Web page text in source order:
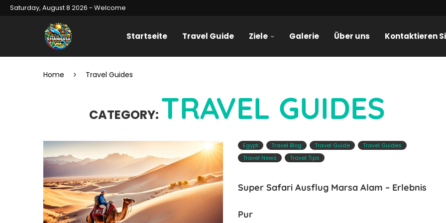
Saturday, August 8 2026 - Welcome
Startseite Travel Guide Ziele Galerie Über uns Kontaktieren
Home Travel Guides
CATEGORY:TRAVEL GUIDES
Egypt Travel Blog Travel Guide
Travel Guides
Travel News
Travel Tips
Super Safari Ausflug Marsa Alam – Erlebnis
Pur